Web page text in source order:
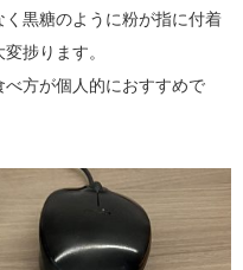
黒糖のように粉が指に付着
捗ります。
方が個人的におすすめで